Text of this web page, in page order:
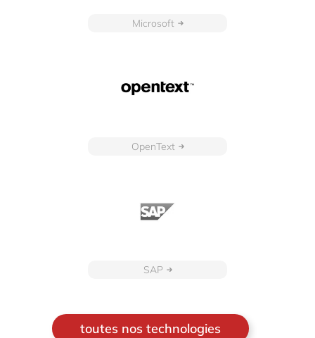
Microsoft
OpenText
SAP
toutes nos technologies